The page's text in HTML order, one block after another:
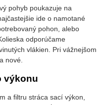
pohyb poukazuje na
ide o namotané
pohon, alebo
odporúčame
vlákien. Pri vážnejšom
nové.
výkonu
a filtru stráca sací výkon,